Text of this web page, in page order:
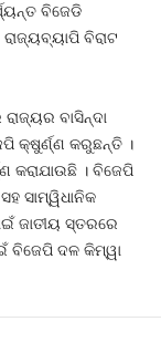
ବିଜେଡି
ବିରାଟ
ବାସିନ୍ଦା
କ୍ଷୁର୍ଣ୍ଣ କରୁଛନ୍ତି ।
କରାଯାଉଛି । ବିଜେପି
ସାମ୍ୱିଧାନିକ
ଜାତୀୟ ସ୍ତରରେ
ବିଜେପି ଦଳ କିମ୍ୱା